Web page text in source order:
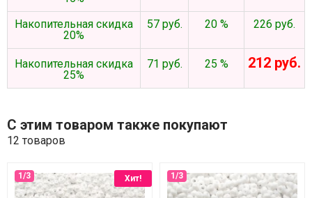
Накопительная скидка
20%
57 руб. 20 % 226 руб.
Накопительная скидка
25%
71 руб. 25 % 212 руб.
С этим товаром также покупают
12 товаров
Хит!